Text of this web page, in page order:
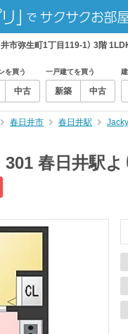
市弥生町1丁目119-1） 3階
を買う
中古
一戸建てを買う
新築 中古
春日井市 春日井駅
春日井駅よ